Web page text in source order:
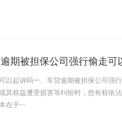
期被担保公司强行偷走可
以起诉吗一、车贷逾期被担保公司强
其权益遭受损害等纠纷时，您有权依
于···